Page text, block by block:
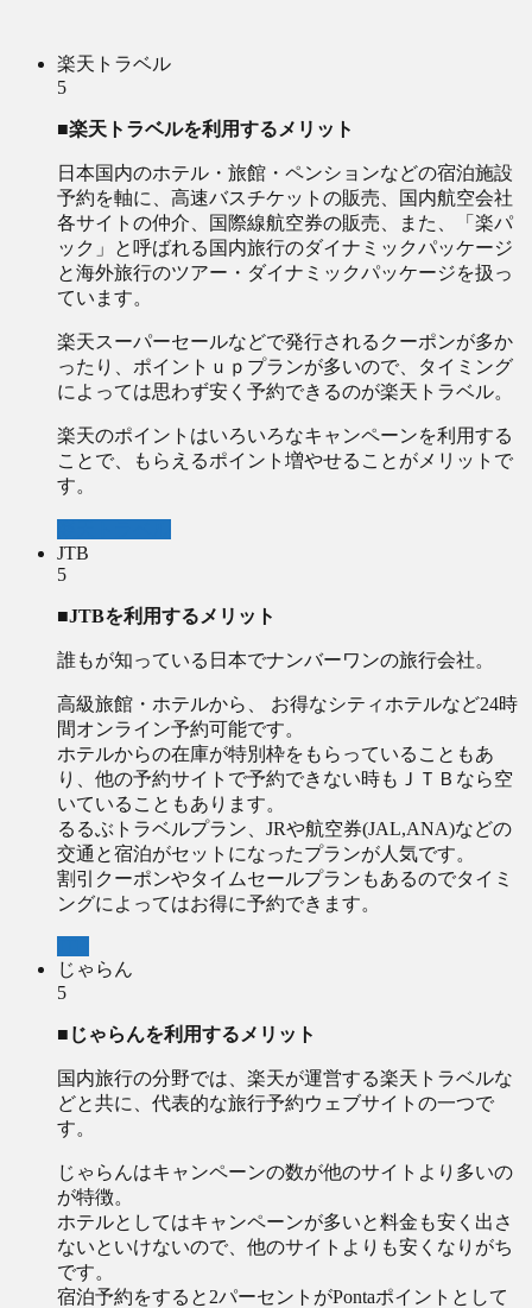
楽天トラベル
5
■楽天トラベルを利用するメリット
日本国内のホテル・旅館・ペンションなどの宿泊施設
予約を軸に、高速バスチケットの販売、国内航空会社
各サイトの仲介、国際線航空券の販売、また、「楽パ
ック」と呼ばれる国内旅行のダイナミックパッケージ
と海外旅行のツアー・ダイナミックパッケージを扱っ
ています。
楽天スーパーセールなどで発行されるクーポンが多か
ったり、ポイントｕｐプランが多いので、タイミング
によっては思わず安く予約できるのが楽天トラベル。
楽天のポイントはいろいろなキャンペーンを利用する
ことで、もらえるポイント増やせることがメリットで
す。
JTB
5
■JTBを利用するメリット
誰もが知っている日本でナンバーワンの旅行会社。
高級旅館・ホテルから、 お得なシティホテルなど24時
間オンライン予約可能です。
ホテルからの在庫が特別枠をもらっていることもあ
り、他の予約サイトで予約できない時もＪＴＢなら空
いていることもあります。
るるぶトラベルプラン、JRや航空券(JAL,ANA)などの
交通と宿泊がセットになったプランが人気です。
割引クーポンやタイムセールプランもあるのでタイミ
ングによってはお得に予約できます。
じゃらん
5
■じゃらんを利用するメリット
国内旅行の分野では、楽天が運営する楽天トラベルな
どと共に、代表的な旅行予約ウェブサイトの一つで
す。
じゃらんはキャンペーンの数が他のサイトより多いの
が特徴。
ホテルとしてはキャンペーンが多いと料金も安く出さ
ないといけないので、他のサイトよりも安くなりがち
です。
宿泊予約をすると2パーセントがPontaポイントとして